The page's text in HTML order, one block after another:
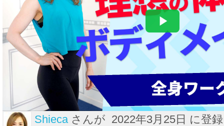
Shiecaさんが 2022年3月25日 に登録